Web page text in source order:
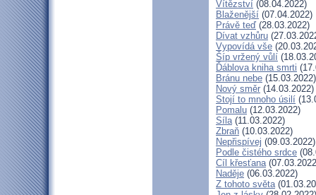
Vítězství (08.04.2022)
Blaženější (07.04.2022)
Právě teď (28.03.2022)
Dívat vzhůru
Vypovídá vše
Šíp vržený vůlí
Ďáblova kniha smrti
Bránu nebe (15.03.2022)
Nový směr (14.03.2022)
Stojí to mnoho úsilí
Pomalu (12.03.2022)
Síla(11.03.2022)
Zbraň (10.03.2022)
Nepřispívej (09.03.2022)
Podle čistého srdce
Cíl křesťana
Naděje (06.03.2022)
Z tohoto světa